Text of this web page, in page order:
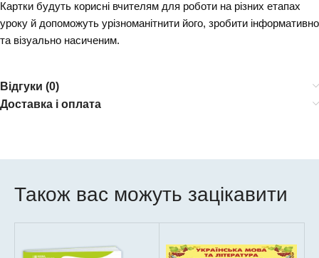
Картки будуть корисні вчителям для роботи на різних етапах
уроку й допоможуть урізноманітнити його, зробити інформативно
та візуально насиченим.
Відгуки (0)
Доставка і оплата
Також вас можуть зацікавити